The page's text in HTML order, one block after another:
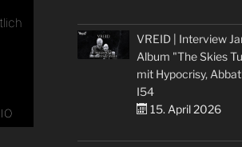
VREID | Interview
Album "The Skies
mit Hypocrisy,
I54
15. April 2026